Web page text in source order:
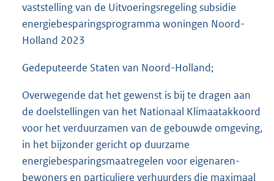
vaststelling van de Uitvoeringsregeling subsidie
energiebesparingsprogramma woningen Noord-
Holland 2023
Gedeputeerde Staten van Noord-Holland;
Overwegende dat het gewenst is bij te dragen aan
de doelstellingen van het Nationaal Klimaatakkoord
voor het verduurzamen van de gebouwde omgeving,
in het bijzonder gericht op duurzame
energiebesparingsmaatregelen voor eigenaren-
bewoners en particuliere verhuurders die maximaal